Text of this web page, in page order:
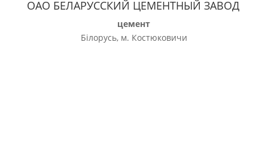
ОАО БЕЛАРУССКИЙ ЦЕМЕНТНЫЙ ЗАВОД
цемент
Білорусь, м. Костюковичи